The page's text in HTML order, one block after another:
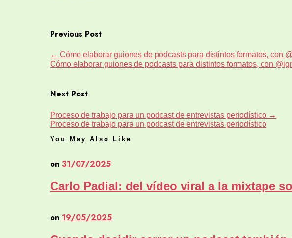
Previous Post
← Cómo elaborar guiones de podcasts para distintos formatos, con
Cómo elaborar guiones de podcasts para distintos formatos, con
Next Post
Proceso de trabajo para un podcast de entrevistas periodístico →
Proceso de trabajo para un podcast de entrevistas periodístico
You May Also Like
on 31/07/2025
Carlo Padial: del vídeo viral a la mixtape
on 19/05/2025